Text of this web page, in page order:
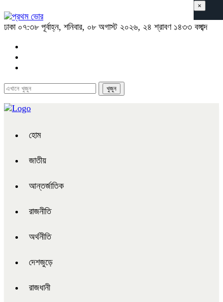
ঢাকা ০৭:৩৮ পূর্বাহ্ন, শনিবার, ০৮ অগাস্ট ২০২৬, ২৪ শ্রাবণ ১৪৩৩ বঙ্গাব্দ
হোম
জাতীয়
আন্তর্জাতিক
রাজনীতি
অর্থনীতি
দেশজুড়ে
রাজধানী
×